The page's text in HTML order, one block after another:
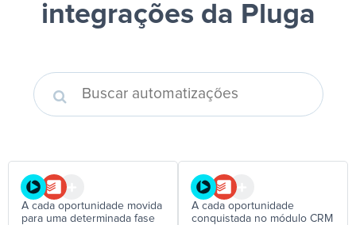
integrações da Pluga
A cada oportunidade movida
para uma determinada fase
A cada oportunidade
conquistada no módulo CRM